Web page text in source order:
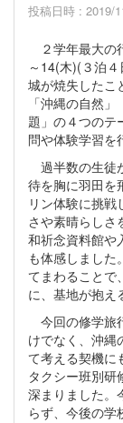
投稿日時 : 2019/
２学年最大
～ 14(木)( ３泊４
城が焼失したこ
「沖縄の自然
題」の４つのテ
問や体験学習を
過半数の生徒
待を胸に羽田を
リン体験に挑
さや素晴らしさ
和祈念資料館や
も体感しました
てまわることで
に、基地が抱え
今回の修学旅
けでなく、沖縄
て考える契機に
タクシー班別研
深まりました。
らず、今後の学